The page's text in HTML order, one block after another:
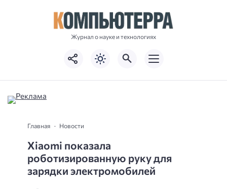
Журнал о науке и технологиях
Главная Новости
Xiaomi показала
роботизированную руку для
зарядки электромобилей